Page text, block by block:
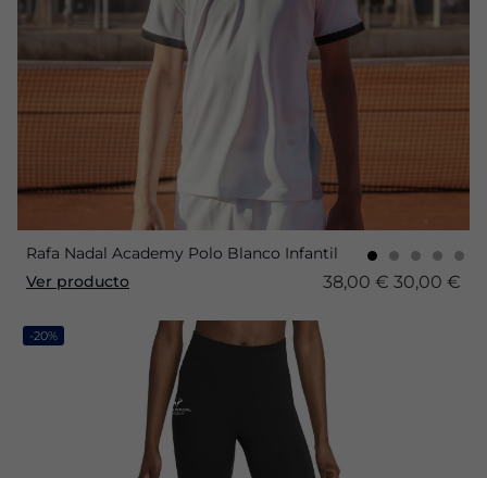
Rafa Nadal Academy Polo Blanco Infantil
Ver producto
38,00 € 30,00 €
-20%